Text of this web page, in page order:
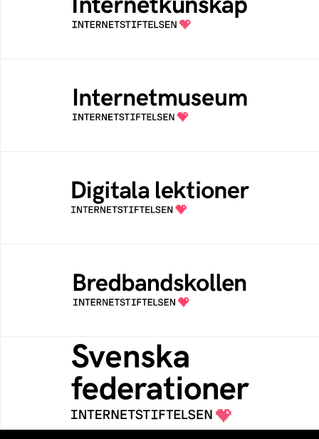
Samlad kunskap som hjälper dig att bli en
säker och medveten internetanvändare
Ett digitalt museum som byggts, och kureras
av Internetstiftelsen
Öppen digital lärresurs med färdiga lektioner
för alla stadier i grundskolan
Bredbandskollen är ett oberoende
konsumentverktyg som drivs av
Internetstiftelsen
Svenska federationer
Grunden för medlemskap i en sektors- eller
kontextspecifik federation